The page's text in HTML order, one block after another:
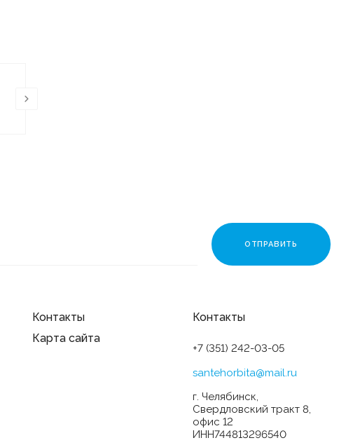
Контакты
Карта сайта
Контакты
+7 (351) 242-03-05
santehorbita@mail.ru
г. Челябинск,
Свердловский тракт 8,
офис 12
ИНН744813296540